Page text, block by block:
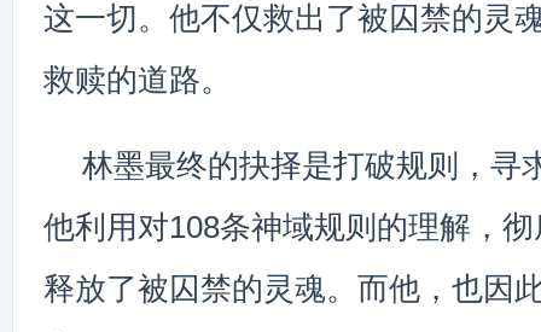
这一切。他不仅救出了被囚禁的灵
救赎的道路。
林墨最终的抉择是打破规则，寻
他利用对108条神域规则的理解，
释放了被囚禁的灵魂。而他，也因